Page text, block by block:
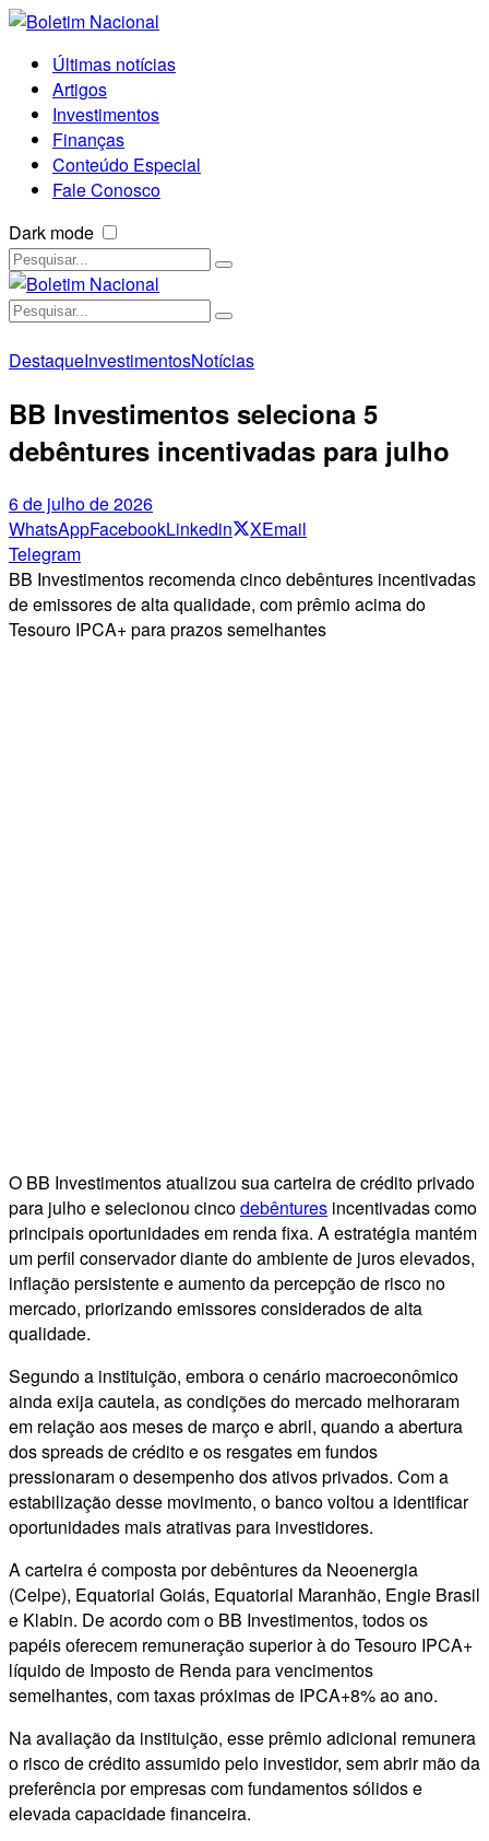
Últimas notícias
Artigos
Investimentos
Finanças
Conteúdo Especial
Fale Conosco
Dark mode
DestaqueInvestimentosNotícias
BB Investimentos seleciona 5
debêntures incentivadas para julho
6 de julho de 2026
WhatsAppFacebookLinkedin XEmail
Telegram
BB Investimentos recomenda cinco debêntures incentivadas
de emissores de alta qualidade, com prêmio acima do
Tesouro IPCA+ para prazos semelhantes
O BB Investimentos atualizou sua carteira de crédito privado
para julho e selecionou cincodebêntures incentivadas como
principais oportunidades em renda fixa. A estratégia mantém
um perfil conservador diante do ambiente de juros elevados,
inflação persistente e aumento da percepção de risco no
mercado, priorizando emissores considerados de alta
qualidade.
Segundo a instituição, embora o cenário macroeconômico
ainda exija cautela, as condições do mercado melhoraram
em relação aos meses de março e abril, quando a abertura
dos spreads de crédito e os resgates em fundos
pressionaram o desempenho dos ativos privados. Com a
estabilização desse movimento, o banco voltou a identificar
oportunidades mais atrativas para investidores.
A carteira é composta por debêntures da Neoenergia
(Celpe), Equatorial Goiás, Equatorial Maranhão, Engie Brasil
e Klabin. De acordo com o BB Investimentos, todos os
papéis oferecem remuneração superior à do Tesouro IPCA+
líquido de Imposto de Renda para vencimentos
semelhantes, com taxas próximas de IPCA+8% ao ano.
Na avaliação da instituição, esse prêmio adicional remunera
o risco de crédito assumido pelo investidor, sem abrir mão da
preferência por empresas com fundamentos sólidos e
elevada capacidade financeira.